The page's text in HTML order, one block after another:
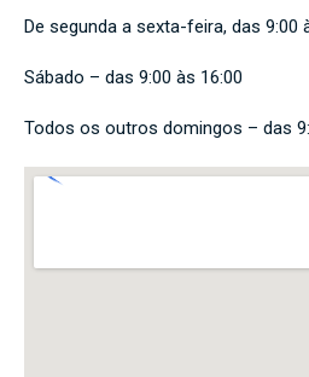
De segunda a sexta-feira, das 9:00
Sábado – das 9:00 às 16:00
Todos os outros domingos – das